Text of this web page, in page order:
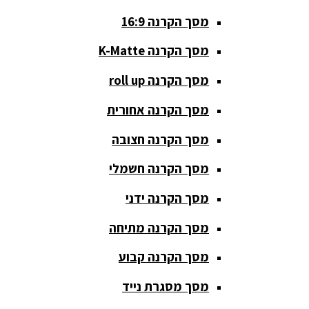
סאבים
וחצובות
ערכת קריוקי
שקטות
מערכות
הגברה
פלטות DJ
קונטרולים
מסך הקרנה 16:9
מסך הקרנה K-Matte
מסך הקרנה roll up
מסך הקרנה אחורית
מסך הקרנה חצובה
מסך הקרנה חשמלי
מסך הקרנה ידני
מסך הקרנה מתיחה
מסך הקרנה קבוע
מסך מסגרת נייד